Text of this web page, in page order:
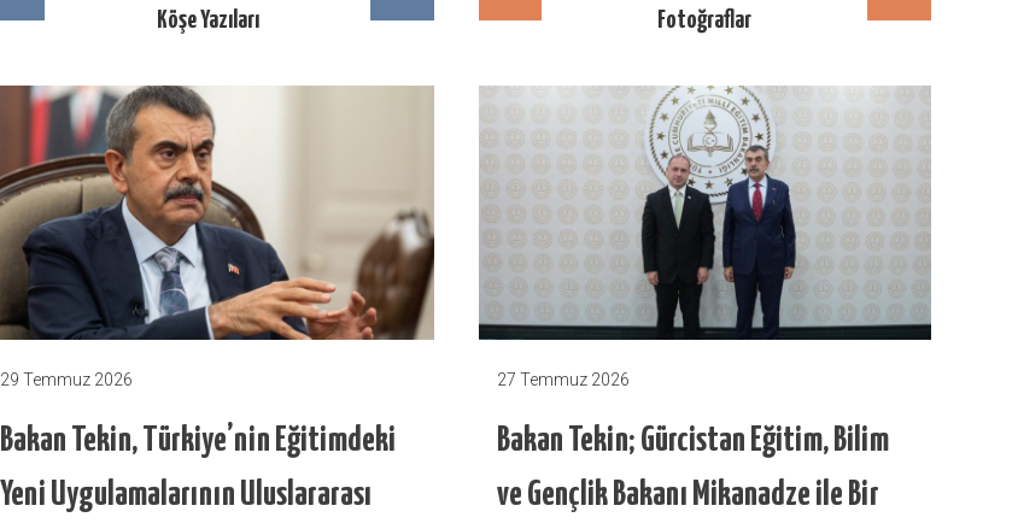
Köşe Yazıları Fotoğraflar
29 Temmuz 2026
Bakan Tekin, Türkiye’nin Eğitimdeki
Yeni Uygulamalarının Uluslararası
27 Temmuz 2026
Bakan Tekin; Gürcistan Eğitim, Bilim
ve Gençlik Bakanı Mikanadze ile Bir